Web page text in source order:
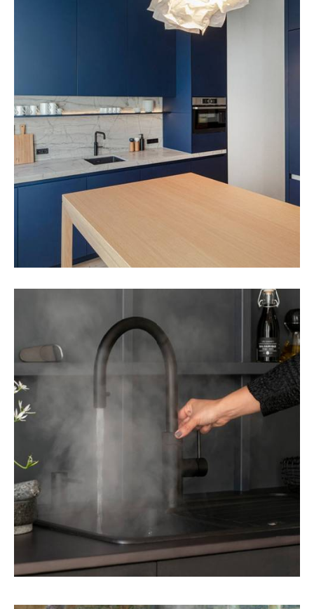
NEFF
NEXT 125
NOBILIA KÜCHEN
RAUMPLUS
STRESSLESS - WOHLFÜHLEN PUR
SUDBROCK
TRENDS
SERVICE
AKTUELLES
BERATUNG & PLANUNG